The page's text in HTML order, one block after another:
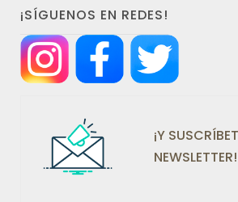
¡SÍGUENOS EN REDES!
¡Y
NEWSLETTER!